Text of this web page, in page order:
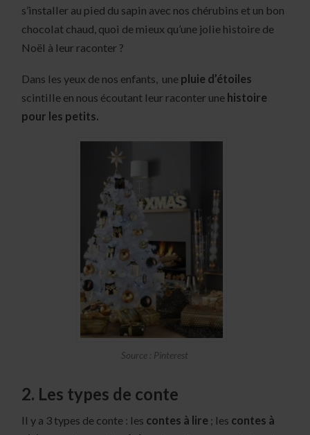
s’installer au pied du sapin avec nos chérubins et un bon
chocolat chaud, quoi de mieux qu’une jolie histoire de
Noël à leur raconter ?
Dans les yeux de nos enfants, une pluie d’étoiles
scintille en nous écoutant leur raconter une histoire
pour les petits.
Source : Pinterest
2. Les types de conte
Il y a 3 types de conte : les contes à lire ; les contes à